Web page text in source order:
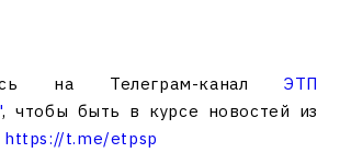
на Телеграм-каналЭТП
, чтобы быть в курсе новостей из
https://t.me/etpsp